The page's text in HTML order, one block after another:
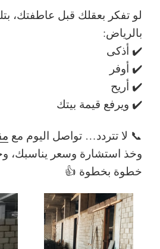
لو تفكر بعقلك قبل عاطفتك،
بالرياض:
✔️ أذكى
✔️ أوفر
✔️ أريح
✔️ ويرفع قيمة بيتك
📞 لا تتردد… تواصل اليوم مع
وخذ استشارة وسعر يناسبك،
خطوة بخطوة 👍